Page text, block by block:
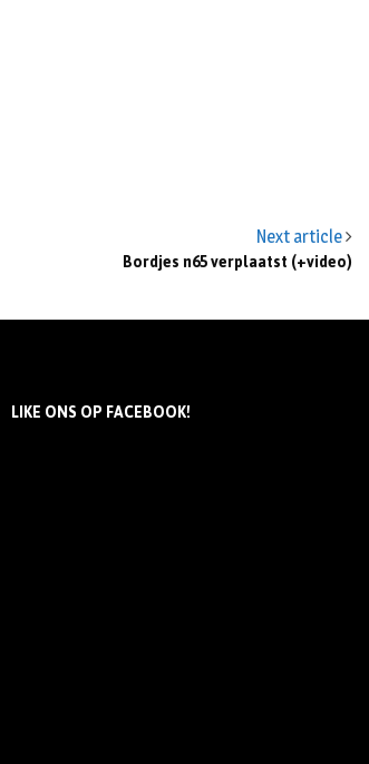
Next article
Bordjes n65 verplaatst (+video)
LIKE ONS OP FACEBOOK!